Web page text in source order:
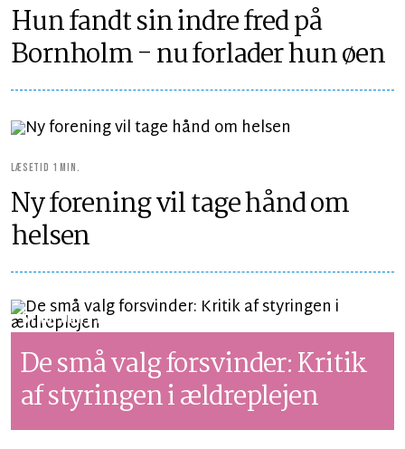
Hun fandt sin indre fred på
Bornholm - nu forlader hun øen
LÆSETID 1 MIN.
Ny forening vil tage hånd om
helsen
SYNSPUNKTLÆSETID 4 MIN.
De små valg forsvinder: Kritik
af styringen i ældreplejen